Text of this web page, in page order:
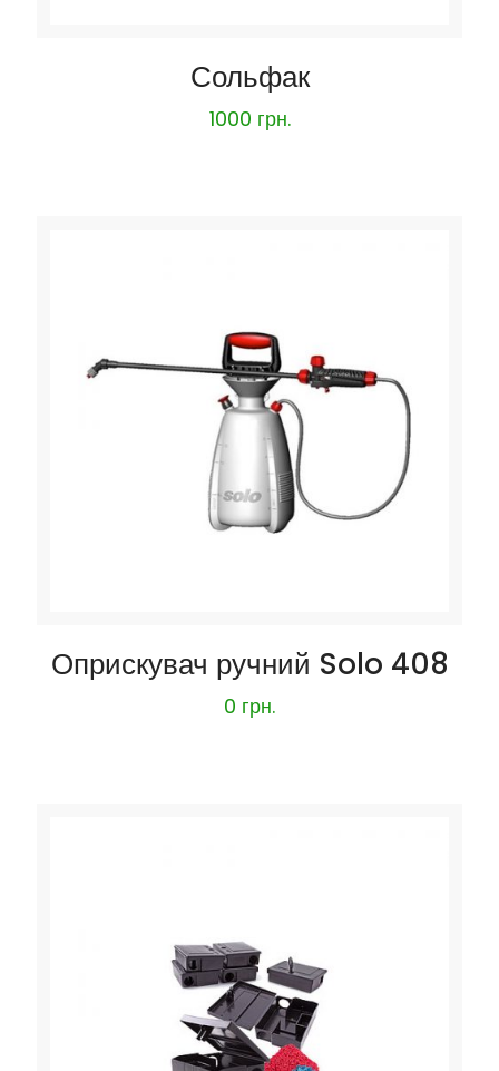
Сольфак
1000 грн.
Оприскувач ручний Solo 408
0 грн.